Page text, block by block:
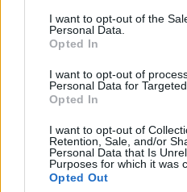
I want to opt-out of the
Personal Data.
Opted In
I want to opt-out of
Personal Data for
Opted In
I want to opt-out of
Retention, Sale, and/or
Personal Data that Is
Purposes for which it was
Opted Out
comunicazione la sta
Burioni. Abbandonati i
è ospite fisso di Fazio
contraddittorio. Con tono
dieci minuti alla
Una mini-lezione, con
l’ossequioso Fazio.